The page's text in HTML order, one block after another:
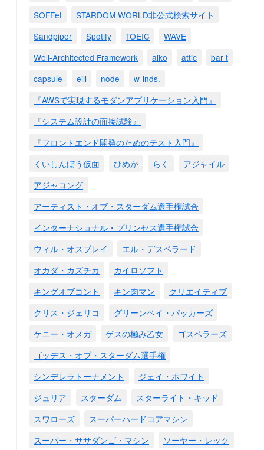
SOFFet
STARDOM WORLD非公式検索サイト
Sandpiper
Spotify TOEIC
WAVE
Well-Architected Framework
aiko attic
bar t
capsule
eill node
w-inds.
『AWSで実現するモダンアプリケーション入門』
『システム設計の面接試験』
『フロントエンド開発のためのテスト入門』
くいしんぼう仮面
ひめか らく
アジャイル
アジャコング
アーティスト・オブ・スターダム選手権試合
インターナショナル・プリンセス選手権試合
ウィル・オスプレイ
エル・デスペラード
オカダ・カズチカ
カイロソフト
キングオブコント
キン肉マン
クリエイティブ
クリス・ジェリコ
グリーンベイ・パッカーズ
ケニー・オメガ
ゲスの極み乙女
ゴスペラーズ
ゴッデス・オブ・スターダム選手権
シンデレラトーナメント
ジェイ・ホワイト
ジュリア
スターダム
スターライト・キッド
スワローズ
スーパーハードコアマシン
スーパー・ササダンゴ・マシン
ソーヤー・レック